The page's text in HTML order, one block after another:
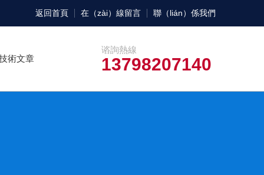
返回首頁 在（zài）線留言 聯（lián）係我們
谘詢熱線
13798207140
術文章